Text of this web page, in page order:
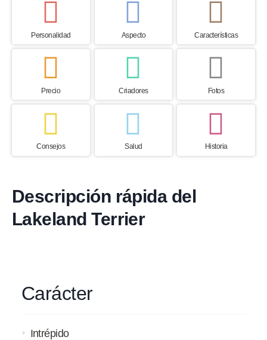
Personalidad Aspecto Características
Precio Criadores Fotos
Consejos Salud Historia
Descripción rápida del
Lakeland Terrier
Carácter
Intrépido